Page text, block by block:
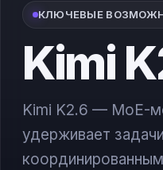
КЛЮЧЕВЫЕ
Kimi
Kimi K2.6 — MoE-
удерживает